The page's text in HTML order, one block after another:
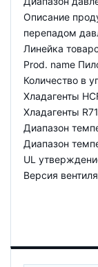
Описание
перепадом
Линейка
Prod. name
Количество в
Хладагенты
Хладагенты
Диапазон
Диапазон
UL
Версия